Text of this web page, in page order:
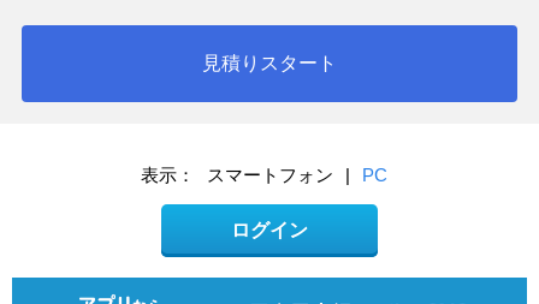
見積りスタート
表示： スマートフォン | PC
ログイン